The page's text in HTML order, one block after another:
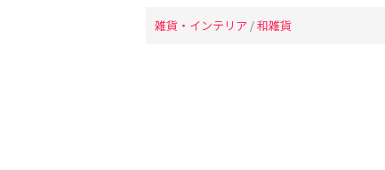
雑貨・インテリア /和雑貨